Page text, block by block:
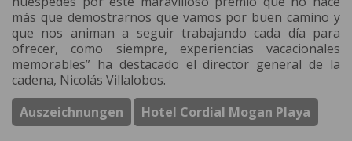
más que demostrarnos que vamos por buen camino y
que nos animan a seguir trabajando cada día para
ofrecer, como siempre, experiencias vacacionales
memorables” ha destacado el director general de la
cadena, Nicolás Villalobos.
Auszeichnungen
Hotel Cordial Mogan Playa